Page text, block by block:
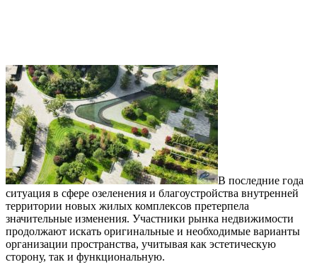
В последние года
ситуация в сфере озеленения и благоустройства внутренней
территории новых жилых комплексов претерпела
значительные изменения. Участники рынка недвижимости
продолжают искать оригинальные и необходимые варианты
организации пространства, учитывая как эстетическую
сторону, так и функциональную.